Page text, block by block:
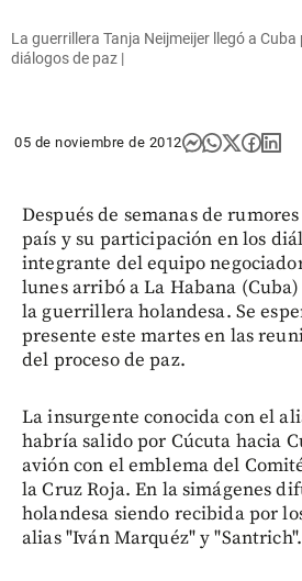
La guerrillera Tanja Neijmeijer llegó a
diálogos de paz |
05 de noviembre de 2012
Después de semanas de
país y su participación en los
integrante del equipo
lunes arribó a La Habana
la guerrillera holandesa. Se
presente este martes en las
del proceso de paz.
La insurgente conocida con el
habría salido por Cúcuta hacia
avión con el emblema del
la Cruz Roja. En la simágenes
holandesa siendo recibida por
alias "Iván Marquéz" y "Santrich".